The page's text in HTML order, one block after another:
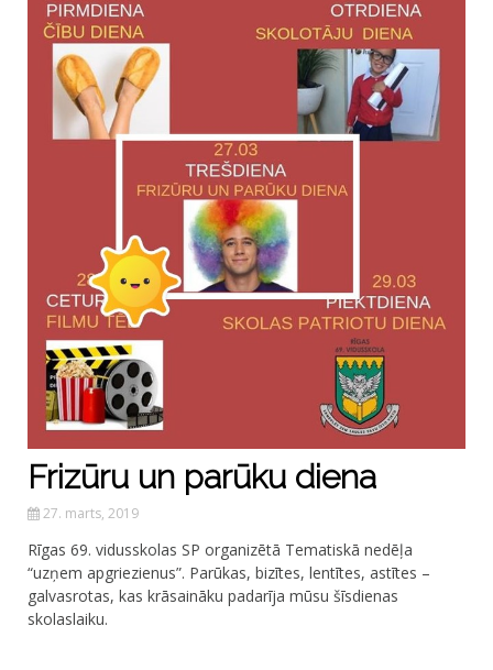
Frizūru un parūku diena
27. marts, 2019
Rīgas 69. vidusskolas SP organizētā Tematiskā nedēļa
“uzņem apgriezienus”. Parūkas, bizītes, lentītes, astītes –
galvasrotas, kas krāsaināku padarīja mūsu šīsdienas
skolaslaiku.